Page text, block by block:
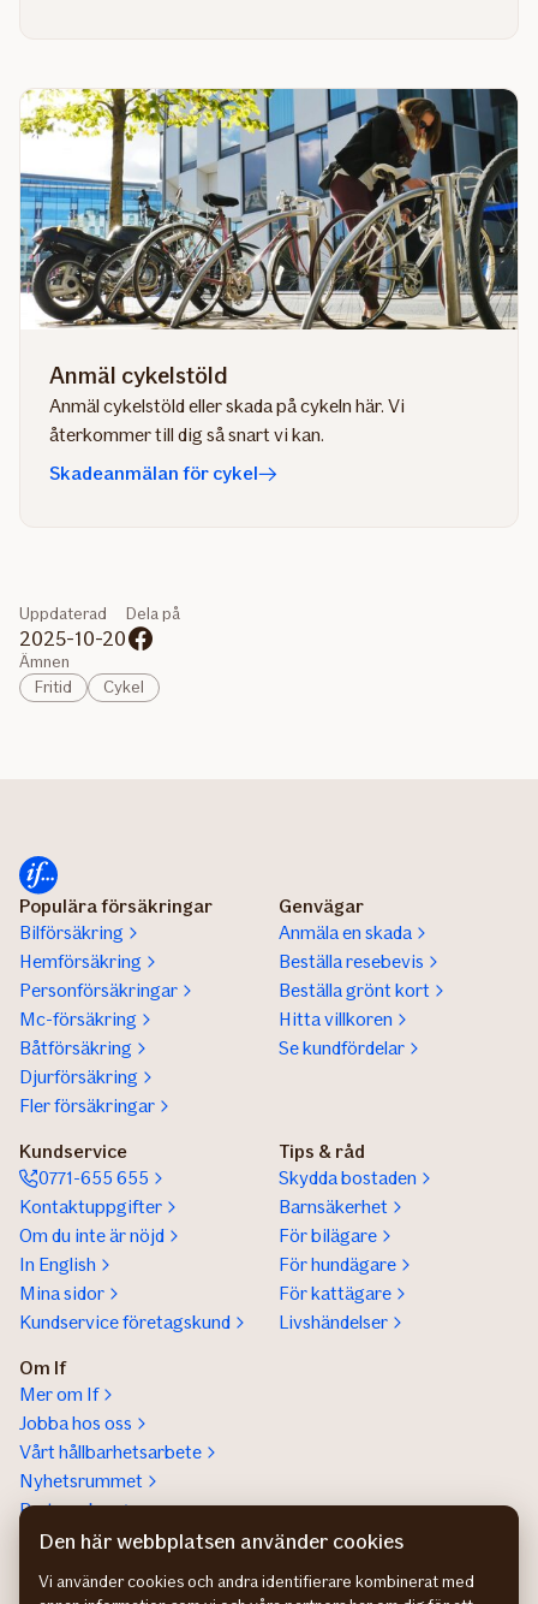
Anmäl cykelstöld
Anmäl cykelstöld eller skada på cykeln här. Vi
återkommer till dig så snart vi kan.
Skadeanmälan för cykel
Uppdaterad
2025-10-20
Dela på
Ämnen
Fritid
Cykel
Populära försäkringar
Bilförsäkring
Hemförsäkring
Personförsäkringar
Mc-försäkring
Båtförsäkring
Djurförsäkring
Fler försäkringar
Genvägar
Anmäla en skada
Beställa resebevis
Beställa grönt kort
Hitta villkoren
Se kundfördelar
Kundservice
0771-655 655
Kontaktuppgifter
Om du inte är nöjd
In English
Mina sidor
Kundservice företagskund
Tips & råd
Skydda bostaden
Barnsäkerhet
För bilägare
För hundägare
För kattägare
Livshändelser
Om If
Mer om If
Jobba hos oss
Vårt hållbarhetsarbete
Nyhetsrummet
Partnerskap
Help a lot award
Den här webbplatsen använder cookies
Vi använder cookies och andra identifierare kombinerat med